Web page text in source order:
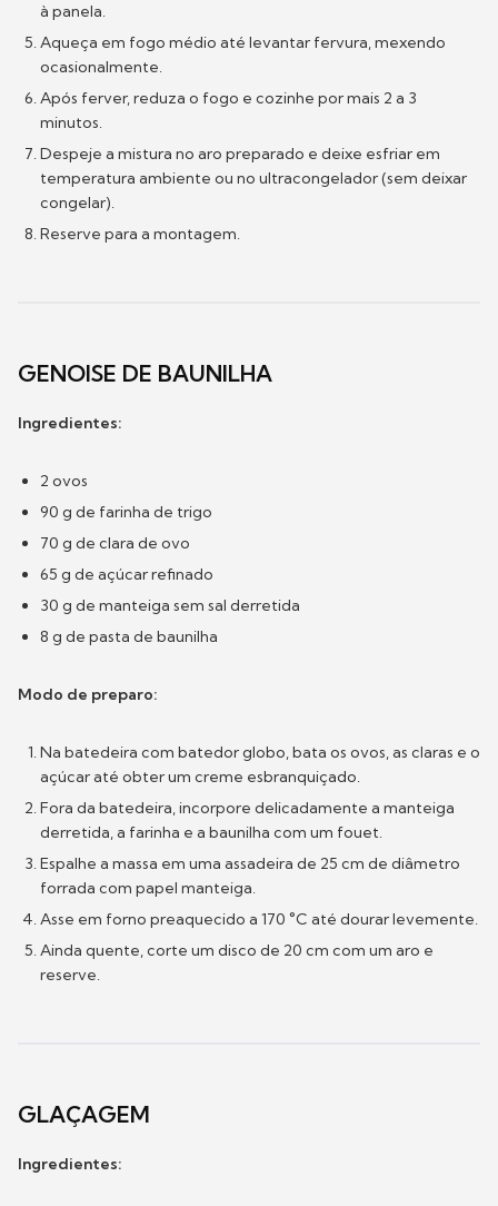
à panela.
Aqueça em fogo médio até levantar fervura, mexendo
ocasionalmente.
Após ferver, reduza o fogo e cozinhe por mais 2 a 3
minutos.
Despeje a mistura no aro preparado e deixe esfriar em
temperatura ambiente ou no ultracongelador (sem deixar
congelar).
Reserve para a montagem.
GENOISE DE BAUNILHA
Ingredientes:
2 ovos
90 g de farinha de trigo
70 g de clara de ovo
65 g de açúcar refinado
30 g de manteiga sem sal derretida
8 g de pasta de baunilha
Modo de preparo:
Na batedeira com batedor globo, bata os ovos, as claras e o
açúcar até obter um creme esbranquiçado.
Fora da batedeira, incorpore delicadamente a manteiga
derretida, a farinha e a baunilha com um fouet.
Espalhe a massa em uma assadeira de 25 cm de diâmetro
forrada com papel manteiga.
Asse em forno preaquecido a 170 °C até dourar levemente.
Ainda quente, corte um disco de 20 cm com um aro e
reserve.
GLAÇAGEM
Ingredientes: